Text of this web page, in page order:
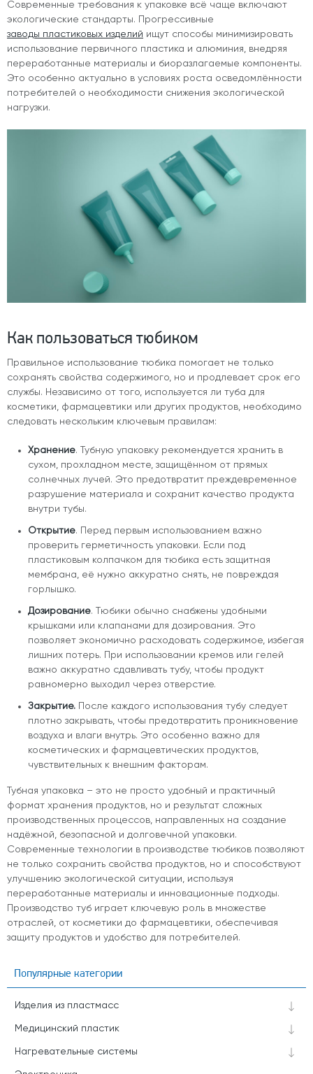
Популярные категории
Изделия из пластмасс
Медицинский пластик
Нагревательные системы
Современные требования к упаковке всё чаще включают
экологические стандарты. Прогрессивные
заводы пластиковых изделий ищут способы минимизировать
использование первичного пластика и алюминия, внедряя
переработанные материалы и биоразлагаемые компоненты.
Это особенно актуально в условиях роста осведомлённости
потребителей о необходимости снижения экологической
нагрузки.
Как пользоваться тюбиком
Правильное использование тюбика помогает не только
сохранять свойства содержимого, но и продлевает срок его
службы. Независимо от того, используется ли туба для
косметики, фармацевтики или других продуктов, необходимо
следовать нескольким ключевым правилам:
Хранение. Тубную упаковку рекомендуется хранить в
сухом, прохладном месте, защищённом от прямых
солнечных лучей. Это предотвратит преждевременное
разрушение материала и сохранит качество продукта
внутри тубы.
Открытие. Перед первым использованием важно
проверить герметичность упаковки. Если под
пластиковым колпачком для тюбика есть защитная
мембрана, её нужно аккуратно снять, не повреждая
горлышко.
Дозирование. Тюбики обычно снабжены удобными
крышками или клапанами для дозирования. Это
позволяет экономично расходовать содержимое, избегая
лишних потерь. При использовании кремов или гелей
важно аккуратно сдавливать тубу, чтобы продукт
равномерно выходил через отверстие.
Закрытие. После каждого использования тубу следует
плотно закрывать, чтобы предотвратить проникновение
воздуха и влаги внутрь. Это особенно важно для
косметических и фармацевтических продуктов,
чувствительных к внешним факторам.
Тубная упаковка – это не просто удобный и практичный
формат хранения продуктов, но и результат сложных
производственных процессов, направленных на создание
надёжной, безопасной и долговечной упаковки.
Современные технологии в производстве тюбиков позволяют
не только сохранить свойства продуктов, но и способствуют
улучшению экологической ситуации, используя
переработанные материалы и инновационные подходы.
Производство туб играет ключевую роль в множестве
отраслей, от косметики до фармацевтики, обеспечивая
защиту продуктов и удобство для потребителей.